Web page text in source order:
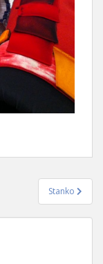
Stanko